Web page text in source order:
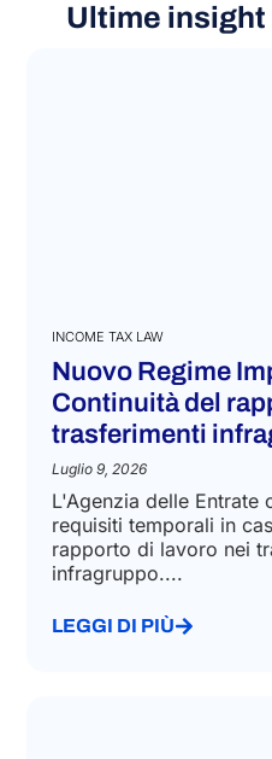
Ultime insight
INCOME TAX LAW
Nuovo Regime
Continuità del
trasferimenti
Luglio 9, 2026
L'Agenzia delle Entrate
requisiti temporali in
rapporto di lavoro nei
infragruppo....
LEGGI DI PIÙ